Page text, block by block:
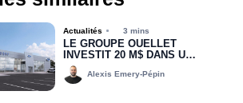
Actualités 3 mins
LE GROUPE OUELLET
INVESTIT 20 M$ DANS UNE
NOUVELLE CONCESSION
POUR RIMOUSKI FORD
Alexis Emery-Pépin